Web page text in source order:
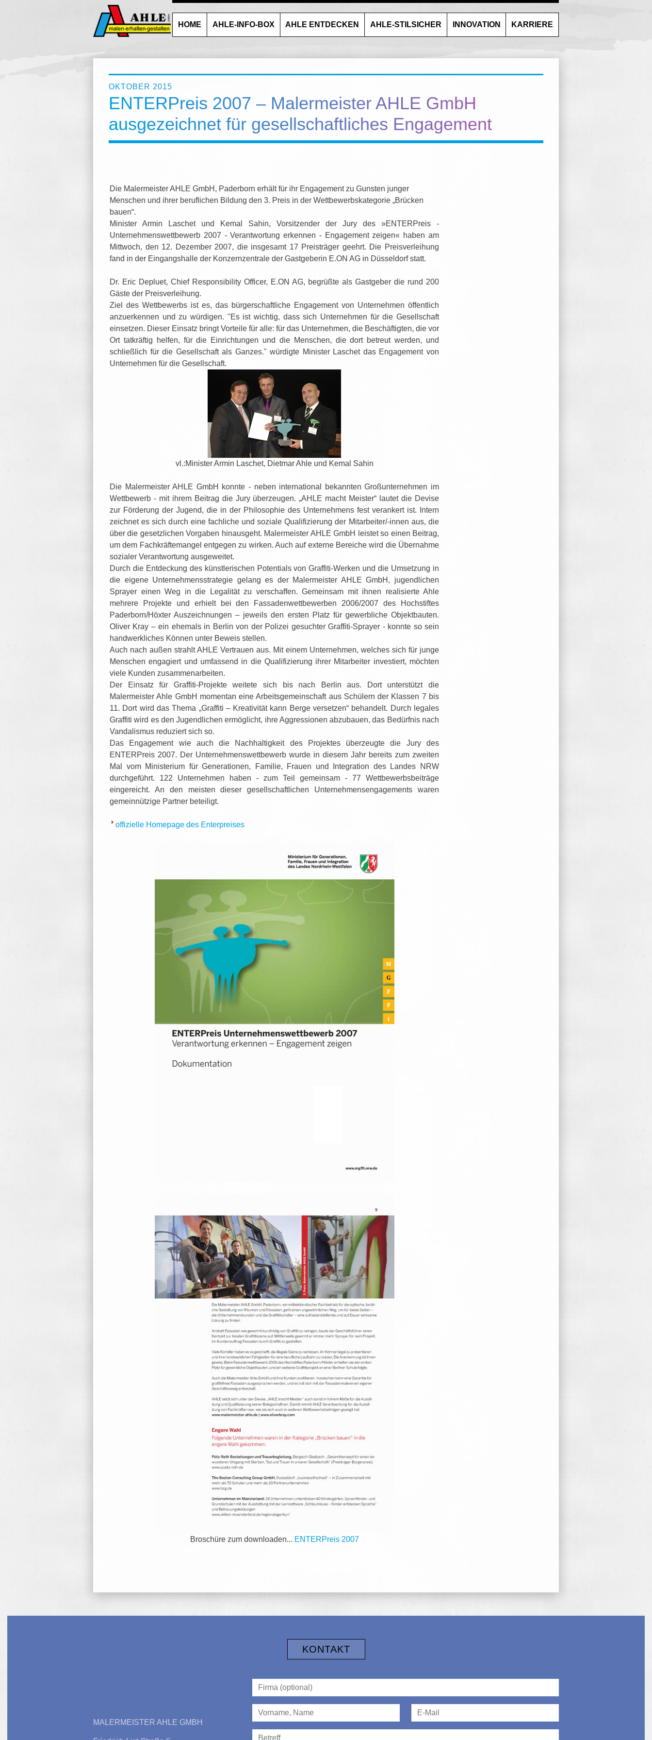
HOME AHLE-INFO-BOX AHLE ENTDECKEN AHLE-STILSICHER INNOVATION KARRIERE
OKTOBER 2015
ENTERPreis 2007 – Malermeister AHLE GmbH
ausgezeichnet für gesellschaftliches Engagement
Die Malermeister AHLE GmbH, Paderborn erhält für ihr Engagement zu Gunsten junger
Menschen und ihrer beruflichen Bildung den 3. Preis in der Wettbewerbskategorie „Brücken
bauen“.
Minister Armin Laschet und Kemal Sahin, Vorsitzender der Jury des »ENTERPreis -
Unternehmenswettbewerb 2007 - Verantwortung erkennen - Engagement zeigen« haben am
Mittwoch, den 12. Dezember 2007, die insgesamt 17 Preisträger geehrt. Die Preisverleihung
fand in der Eingangshalle der Konzernzentrale der Gastgeberin E.ON AG in Düsseldorf statt.
Dr. Eric Depluet, Chief Responsibility Officer, E.ON AG, begrüßte als Gastgeber die rund 200
Gäste der Preisverleihung.
Ziel des Wettbewerbs ist es, das bürgerschaftliche Engagement von Unternehmen öffentlich
anzuerkennen und zu würdigen. "Es ist wichtig, dass sich Unternehmen für die Gesellschaft
einsetzen. Dieser Einsatz bringt Vorteile für alle: für das Unternehmen, die Beschäftigten, die vor
Ort tatkräftig helfen, für die Einrichtungen und die Menschen, die dort betreut werden, und
schließlich für die Gesellschaft als Ganzes." würdigte Minister Laschet das Engagement von
Unternehmen für die Gesellschaft.
vl.:Minister Armin Laschet, Dietmar Ahle und Kemal Sahin
Die Malermeister AHLE GmbH konnte - neben international bekannten Großunternehmen im
Wettbewerb - mit ihrem Beitrag die Jury überzeugen. „AHLE macht Meister“ lautet die Devise
zur Förderung der Jugend, die in der Philosophie des Unternehmens fest verankert ist. Intern
zeichnet es sich durch eine fachliche und soziale Qualifizierung der Mitarbeiter/-innen aus, die
über die gesetzlichen Vorgaben hinausgeht. Malermeister AHLE GmbH leistet so einen Beitrag,
um dem Fachkräftemangel entgegen zu wirken. Auch auf externe Bereiche wird die Übernahme
sozialer Verantwortung ausgeweitet.
Durch die Entdeckung des künstlerischen Potentials von Graffiti-Werken und die Umsetzung in
die eigene Unternehmensstrategie gelang es der Malermeister AHLE GmbH, jugendlichen
Sprayer einen Weg in die Legalität zu verschaffen. Gemeinsam mit ihnen realisierte Ahle
mehrere Projekte und erhielt bei den Fassadenwettbewerben 2006/2007 des Hochstiftes
Paderborn/Höxter Auszeichnungen – jeweils den ersten Platz für gewerbliche Objektbauten.
Oliver Kray – ein ehemals in Berlin von der Polizei gesuchter Graffiti-Sprayer - konnte so sein
handwerkliches Können unter Beweis stellen.
Auch nach außen strahlt AHLE Vertrauen aus. Mit einem Unternehmen, welches sich für junge
Menschen engagiert und umfassend in die Qualifizierung ihrer Mitarbeiter investiert, möchten
viele Kunden zusammenarbeiten.
Der Einsatz für Graffiti-Projekte weitete sich bis nach Berlin aus. Dort unterstützt die
Malermeister Ahle GmbH momentan eine Arbeitsgemeinschaft aus Schülern der Klassen 7 bis
11. Dort wird das Thema „Graffiti – Kreativität kann Berge versetzen“ behandelt. Durch legales
Graffiti wird es den Jugendlichen ermöglicht, ihre Aggressionen abzubauen, das Bedürfnis nach
Vandalismus reduziert sich so.
Das Engagement wie auch die Nachhaltigkeit des Projektes überzeugte die Jury des
ENTERPreis 2007. Der Unternehmenswettbewerb wurde in diesem Jahr bereits zum zweiten
Mal vom Ministerium für Generationen, Familie, Frauen und Integration des Landes NRW
durchgeführt. 122 Unternehmen haben - zum Teil gemeinsam - 77 Wettbewerbsbeiträge
eingereicht. An den meisten dieser gesellschaftlichen Unternehmensengagements waren
gemeinnützige Partner beteiligt.
offizielle Homepage des Enterpreises
Broschüre zum downloaden... ENTERPreis 2007
KONTAKT
MALERMEISTER AHLE GMBH